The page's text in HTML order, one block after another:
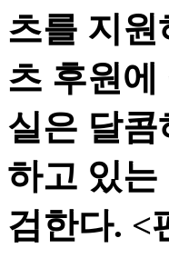
츠를 지
츠 후원
실은 달
하고 있
검한다. <